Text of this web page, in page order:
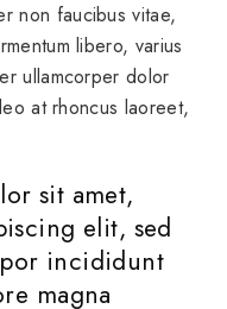
non faucibus vitae,
libero, varius
ullamcorper dolor
at rhoncus laoreet,
sit amet,
elit, sed
incididunt
magna